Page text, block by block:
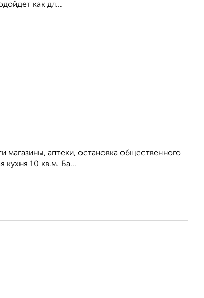
как дл...
магазины, аптеки, остановка общественного
кухня 10 кв.м. Ба...